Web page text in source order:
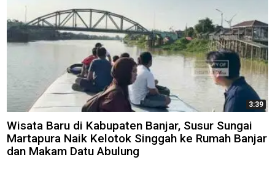
3:39
Wisata Baru di Kabupaten Banjar, Susur Sungai
Martapura Naik Kelotok Singgah ke Rumah Banjar
dan Makam Datu Abulung